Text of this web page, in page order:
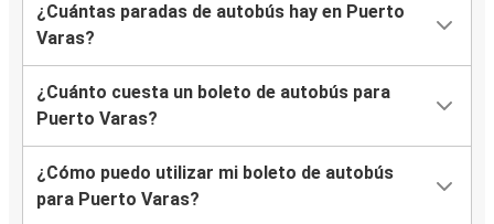
¿Cuántas paradas de autobús hay en Puerto
Varas?
¿Cuánto cuesta un boleto de autobús para
Puerto Varas?
¿Cómo puedo utilizar mi boleto de autobús
para Puerto Varas?